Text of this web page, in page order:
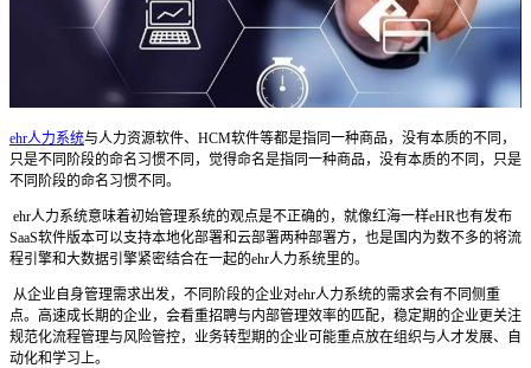
ehr人力系统与人力资源软件、HCM软件等都是指同一种商品，没有本质的不同，
只是不同阶段的命名习惯不同，觉得命名是指同一种商品，没有本质的不同，只是
不同阶段的命名习惯不同。
ehr人力系统意味着初始管理系统的观点是不正确的，就像红海一样eHR也有发布
SaaS软件版本可以支持本地化部署和云部署两种部署方，也是国内为数不多的将流
程引擎和大数据引擎紧密结合在一起的ehr人力系统里的。
从企业自身管理需求出发，不同阶段的企业对ehr人力系统的需求会有不同侧重
点。高速成长期的企业，会看重招聘与内部管理效率的匹配，稳定期的企业更关注
规范化流程管理与风险管控，业务转型期的企业可能重点放在组织与人才发展、自
动化和学习上。